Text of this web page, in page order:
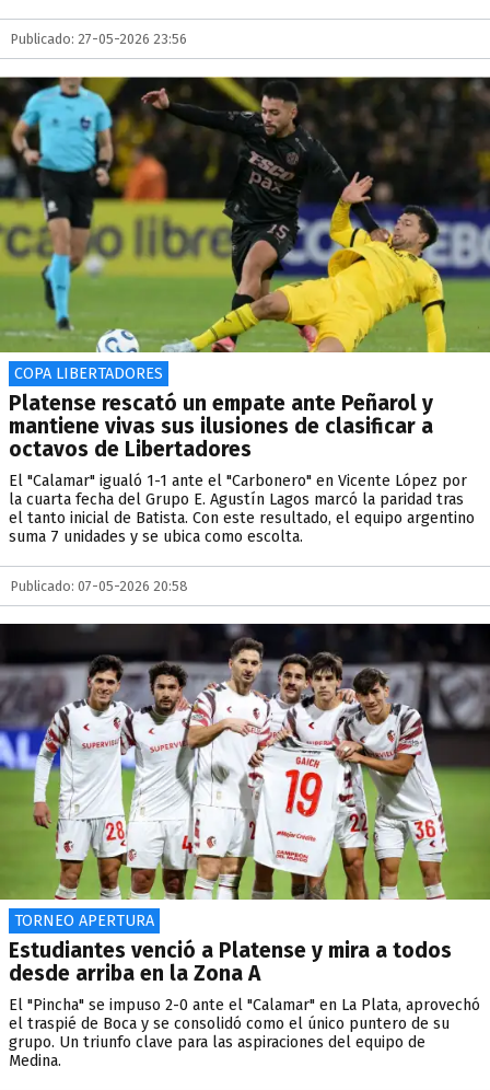
Publicado: 27-05-2026 23:56
COPA LIBERTADORES
Platense rescató un empate ante Peñarol y
mantiene vivas sus ilusiones de clasificar a
octavos de Libertadores
El "Calamar" igualó 1-1 ante el "Carbonero" en Vicente López por
la cuarta fecha del Grupo E. Agustín Lagos marcó la paridad tras
el tanto inicial de Batista. Con este resultado, el equipo argentino
suma 7 unidades y se ubica como escolta.
Publicado: 07-05-2026 20:58
TORNEO APERTURA
Estudiantes venció a Platense y mira a todos
desde arriba en la Zona A
El "Pincha" se impuso 2-0 ante el "Calamar" en La Plata, aprovechó
el traspié de Boca y se consolidó como el único puntero de su
grupo. Un triunfo clave para las aspiraciones del equipo de
Medina.